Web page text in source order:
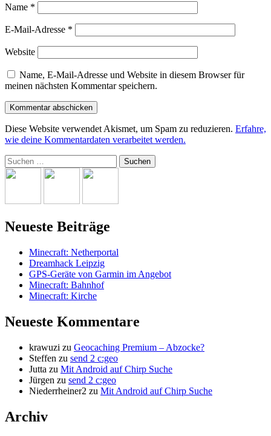
Name *
E-Mail-Adresse *
Website
Name, E-Mail-Adresse und Website in diesem Browser für
meinen nächsten Kommentar speichern.
Diese Website verwendet Akismet, um Spam zu reduzieren. Erfahre,
wie deine Kommentardaten verarbeitet werden.
Suchen
nach:
Neueste Beiträge
Minecraft: Netherportal
Dreamhack Leipzig
GPS-Geräte von Garmin im Angebot
Minecraft: Bahnhof
Minecraft: Kirche
Neueste Kommentare
krawuzi zu Geocaching Premium – Abzocke?
Steffen zu send 2 c:geo
Jutta zu Mit Android auf Chirp Suche
Jürgen zu send 2 c:geo
Niederrheiner2 zu Mit Android auf Chirp Suche
Archiv